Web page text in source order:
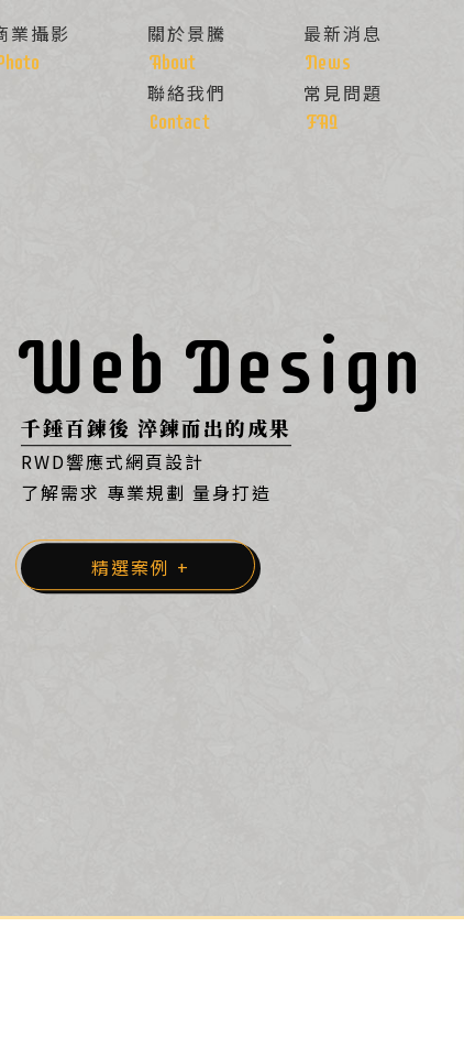
業攝影 關於景騰
About
最新消息
News
聯絡我們
Contact
常見問題
FAQ
讓您的產品「秀色可餐」
Service
傾聽需求並實現
想做網站，卻不知從何下手？
了解我們的服務 +